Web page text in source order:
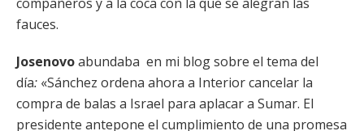
fauces.
Josenovoabundaba en mi blog sobre el tema del
día: «Sánchez ordena ahora a Interior cancelar la
compra de balas a Israel para aplacar a Sumar. El
presidente antepone el cumplimiento de una promesa